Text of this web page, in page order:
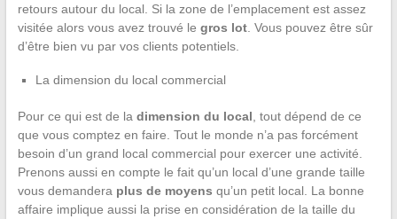
retours autour du local. Si la zone de l’emplacement est assez
visitée alors vous avez trouvé le gros lot. Vous pouvez être sûr
d’être bien vu par vos clients potentiels.
La dimension du local commercial
Pour ce qui est de la dimension du local , tout dépend de ce
que vous comptez en faire. Tout le monde n’a pas forcément
besoin d’un grand local commercial pour exercer une activité.
Prenons aussi en compte le fait qu’un local d’une grande taille
vous demandera plus de moyens qu’un petit local. La bonne
affaire implique aussi la prise en considération de la taille du